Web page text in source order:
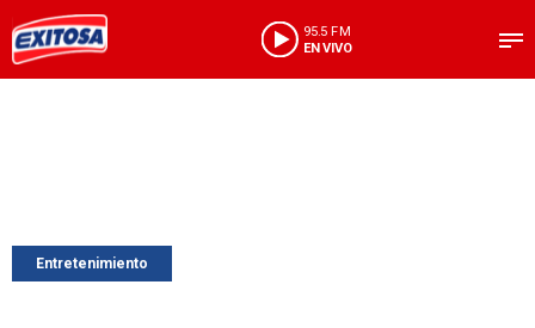
95.5 FM
EN VIVO
Entretenimiento